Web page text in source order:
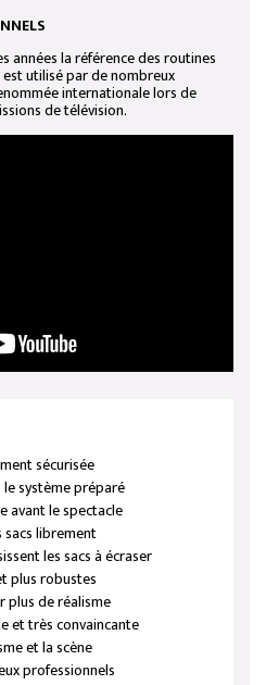
années la référence des routines
utilisé par de nombreux
internationale lors de
de télévision.
sécurisée
système préparé
avant le spectacle
sacs librement
les sacs à écraser
plus robustes
plus de réalisme
et très convaincante
et la scène
professionnels